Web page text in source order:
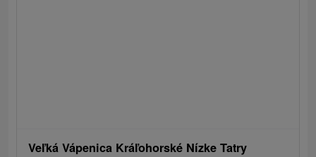
Veľká Vápenica Kráľohorské Nízke Tatry